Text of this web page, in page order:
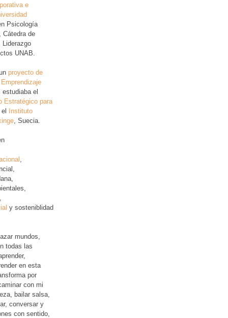
e
Psicología
Cátedra de
Liderazgo
UNAB.
proyecto de
estudiaba el
Estratégico para
el Instituto
, Suecia.
y sosteniblidad
mundos,
todas las
en esta
por
con mi
bailar salsa,
conversar y
con sentido,